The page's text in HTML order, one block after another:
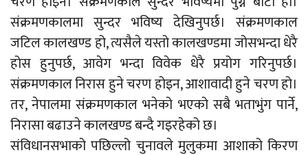
संक्रमणकालमा सुन्दर भविष्य देखिनुपर्छ। संक्रमणकाल
जटिल कालखण्ड हो, त्यसैले यस्तो कालखण्डमा जोसभन्दा धेरै
होस हुनुपर्छ, आवेग भन्दा विवेक धेरै प्रयोग गरिनुपर्छ।
संक्रमणकाल निरास हुने चरण होइन, आशावादी हुने चरण हो।
तर, नेपालमा संक्रमणकाल भनेको भएको सबै भताभुंग पार्ने,
निरासा बढाउने कालखण्ड बन्दै गइरहेको छ।
संविधानसभाको पछिल्लो चुनावले मुलुकमा आशाको किरण